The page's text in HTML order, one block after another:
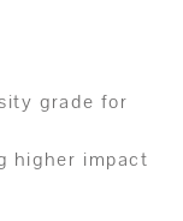
grade for
higher impact